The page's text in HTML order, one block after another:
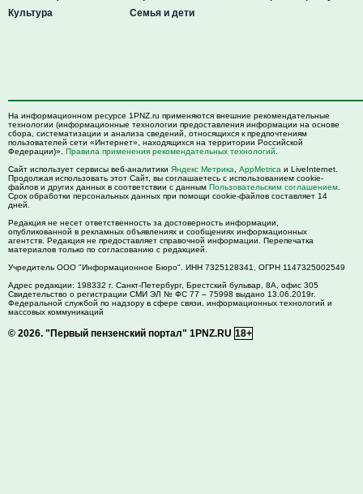
Культура
Семья и дети
На информационном ресурсе 1PNZ.ru применяются внешние рекомендательные
технологии (информационные технологии предоставления информации на основе
сбора, систематизации и анализа сведений, относящихся к предпочтениям
пользователей сети «Интернет», находящихся на территории Российской
Федерации)». Правила применения рекомендательных технологий
Сайт использует сервисы веб-аналитики Яндекс Метрика AppMetrica и LiveInternet.
Продолжая использовать этот Сайт, вы соглашаетесь с использованием cookie-
файлов и других данных в соответствии с данным Пользовательским соглашением
Срок обработки персональных данных при помощи cookie-файлов составляет 14
дней.
Редакция не несет ответственность за достоверность информации,
опубликованной в рекламных объявлениях и сообщениях информационных
агентств. Редакция не предоставляет справочной информации. Перепечатка
материалов только по согласованию с редакцией.
Учредитель ООО "Информационное Бюро". ИНН 7325128341, ОГРН 1147325002549
Адрес редакции: 198332 г. Санкт-Петербург, Брестский бульвар, 8А, офис 305
Свидетельство о регистрации СМИ ЭЛ № ФС 77 – 75998 выдано 13.06.2019г.
Федеральной службой по надзору в сфере связи, информационных технологий и
массовых коммуникаций
© 2026. "Первый пензенский портал" 1PNZ.RU 18+